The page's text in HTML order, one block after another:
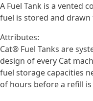
A Fuel Tank is a vented
fuel is stored and
Attributes:
Cat® Fuel Tanks are
design of every Cat
fuel storage capacities
of hours before a refill is